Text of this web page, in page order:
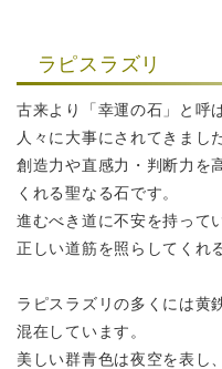
ラピスラズリ
古来より「幸運の石」と呼
人々に大事にされてきまし
創造力や直感力・判断力を
くれる聖なる石です。
進むべき道に不安を持って
正しい道筋を照らしてくれ
ラピスラズリの多くには黄
混在しています。
美しい群青色は夜空を表し